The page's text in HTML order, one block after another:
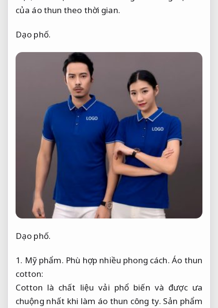
của áo thun theo thời gian.
Dạo phố.
Dạo phố.
1. Mỹ phẩm. Phù hợp nhiều phong cách. Áo thun
cotton:
Cotton là chất liệu vải phổ biến và được ưa
chuộng nhất khi làm áo thun công ty. Sản phẩm